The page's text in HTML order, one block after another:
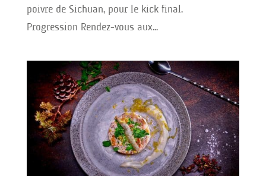
poivre de Sichuan, pour le kick final.
Progression Rendez-vous aux...